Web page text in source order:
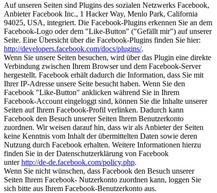
Auf unseren Seiten sind Plugins des sozialen Netzwerks Facebook,
Anbieter Facebook Inc., 1 Hacker Way, Menlo Park, California
94025, USA, integriert. Die Facebook-Plugins erkennen Sie an dem
Facebook-Logo oder dem "Like-Button" ("Gefällt mir") auf unserer
Seite. Eine Übersicht über die Facebook-Plugins finden Sie hier:
http://developers.facebook.com/docs/plugins/.
Wenn Sie unsere Seiten besuchen, wird über das Plugin eine direkte
Verbindung zwischen Ihrem Browser und dem Facebook-Server
hergestellt. Facebook erhält dadurch die Information, dass Sie mit
Ihrer IP-Adresse unsere Seite besucht haben. Wenn Sie den
Facebook "Like-Button" anklicken während Sie in Ihrem
Facebook-Account eingeloggt sind, können Sie die Inhalte unserer
Seiten auf Ihrem Facebook-Profil verlinken. Dadurch kann
Facebook den Besuch unserer Seiten Ihrem Benutzerkonto
zuordnen. Wir weisen darauf hin, dass wir als Anbieter der Seiten
keine Kenntnis vom Inhalt der übermittelten Daten sowie deren
Nutzung durch Facebook erhalten. Weitere Informationen hierzu
finden Sie in der Datenschutzerklärung von Facebook
unterhttp://de-de.facebook.com/policy.php.
Wenn Sie nicht wünschen, dass Facebook den Besuch unserer
Seiten Ihrem Facebook- Nutzerkonto zuordnen kann, loggen Sie
sich bitte aus Ihrem Facebook-Benutzerkonto aus.